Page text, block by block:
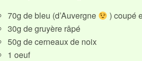
70g de bleu (d’Auvergne
) coupé
30g de gruyère râpé
50g de cerneaux de noix
1 oeuf